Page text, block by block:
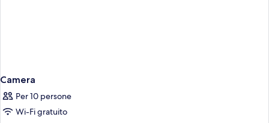
Camera
Per 10 persone
Wi-Fi gratuito